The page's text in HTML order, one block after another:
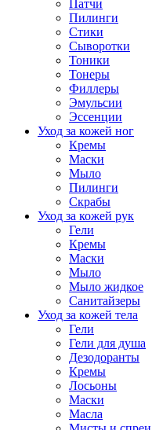
Патчи
Пилинги
Стики
Сыворотки
Тоники
Тонеры
Филлеры
Эмульсии
Эссенции
Уход за кожей ног
Кремы
Маски
Мыло
Пилинги
Скрабы
Уход за кожей рук
Гели
Кремы
Маски
Мыло
Мыло жидкое
Санитайзеры
Уход за кожей тела
Гели
Гели для душа
Дезодоранты
Кремы
Лосьоны
Маски
Масла